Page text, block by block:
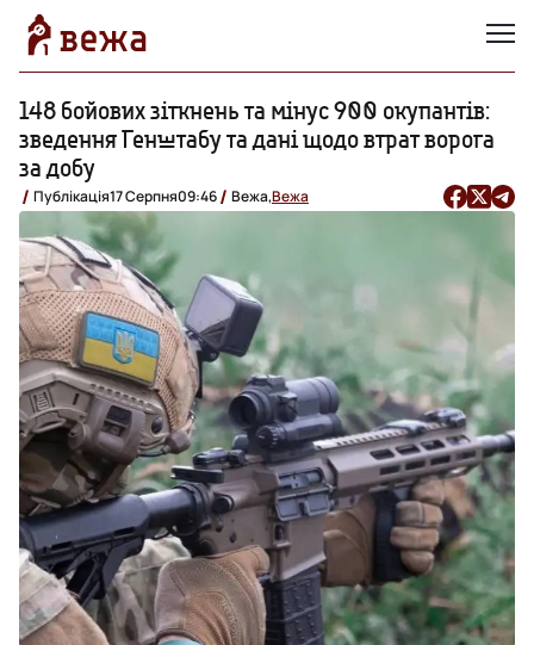
148 бойових зіткнень та мінус 900 окупантів:
зведення Генштабу та дані щодо втрат ворога
за добу
Публікація17 Серпня09:46 Вежа,Вежа